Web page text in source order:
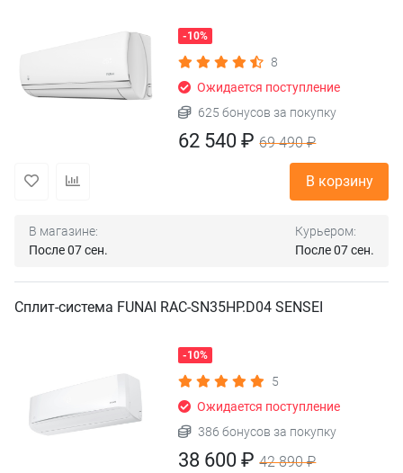
-10%
8
Ожидается поступление
625 бонусов за покупку
62 540 ₽69 490 ₽
В корзину
В магазине:
После 07 сен.
Курьером:
После 07 сен.
Сплит-система FUNAI RAC-SN35HP.D04 SENSEI
-10%
5
Ожидается поступление
386 бонусов за покупку
38 600 ₽42 890 ₽